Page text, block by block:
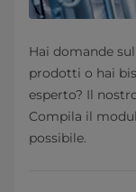
Hai domande
prodotti o hai
esperto? Il
Compila il
possibile.